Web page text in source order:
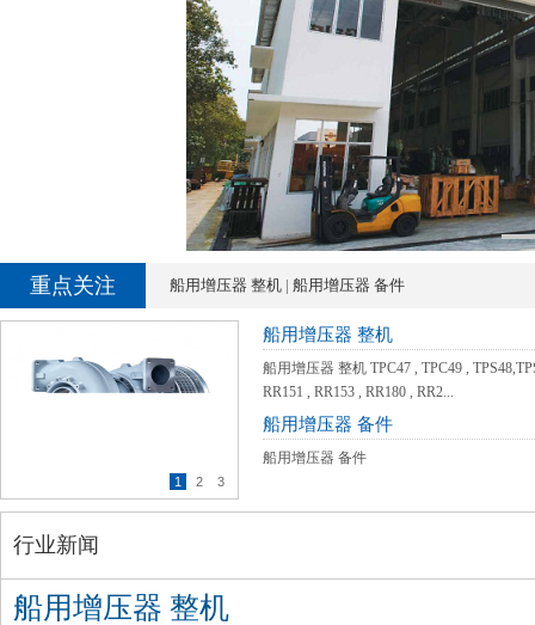
1
重点关注 船用增压器 整机 | 船用增压器 备件
1 2 3
船用增压器 整机
船用增压器 整机 TPC47 , TPC49 ,
RR151 , RR153 , RR180 , RR2...
船用增压器 备件
船用增压器 备件
行业新闻
船用增压器 整机